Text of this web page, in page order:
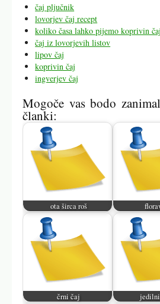
čaj pljučnik
lovorjev čaj recept
koliko časa lahko pijemo koprivin čaj
čaj iz lovorjevih listov
lipov čaj
koprivin čaj
ingverjev čaj
Mogoče vas bodo
članki:
ota širca roš
črni čaj